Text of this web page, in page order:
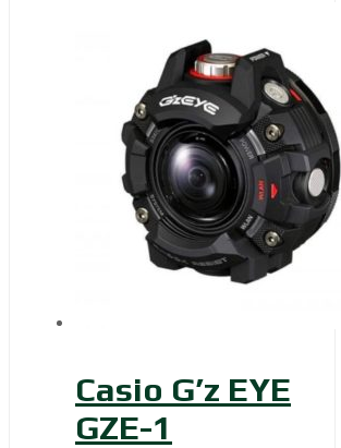
Casio G’z EYE
GZE-1